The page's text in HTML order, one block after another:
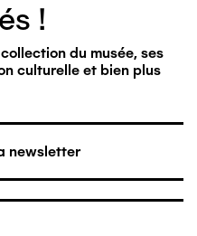
!
du musée, ses
culturelle et bien plus
newsletter